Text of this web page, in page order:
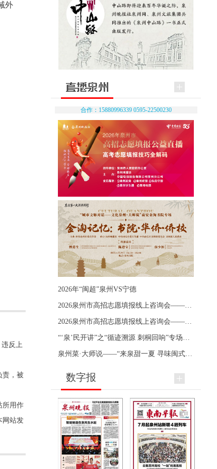
外
反上
责，被
所用作
网站发
合作：15880996339 0595-22500230
2026年“闽超”泉州VS宁德
数字报